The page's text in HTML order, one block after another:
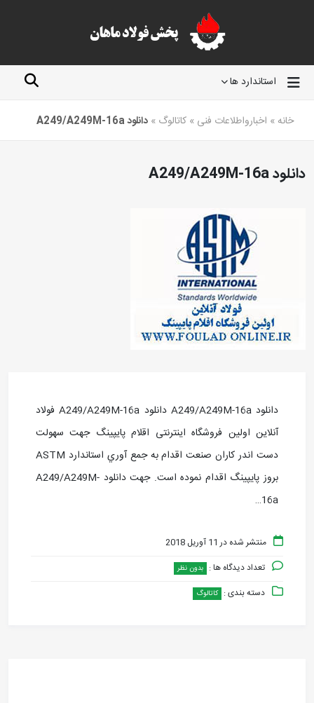
استاندارد ها
خانه » اخبارواطلاعات فنی » کاتالوگ » دانلود A249/A249M-16a
دانلود A249/A249M-16a
دانلود A249/A249M-16a دانلود A249/A249M-16a فولاد
آنلاین اولین فروشگاه اینترنتی اقلام پایپینگ جهت سهولت
دست اندر کاران صنعت اقدام به جمع آوري استاندارد ASTM
بروز پايپينگ اقدام نموده است. جهت دانلود A249/A249M-
16a…
منتشر شده در 11 آوریل 2018
تعداد دیدگاه ها : بدون نظر
دسته بندی : کاتالوگ